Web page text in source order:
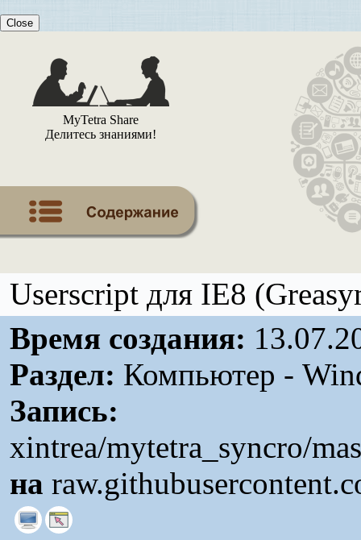
Close
MyTetra Share
Делитесь знаниями!
Userscript для IE8
Время создания:
Раздел: Компьютер -
Запись:
xintrea/mytetra_syncro/
на